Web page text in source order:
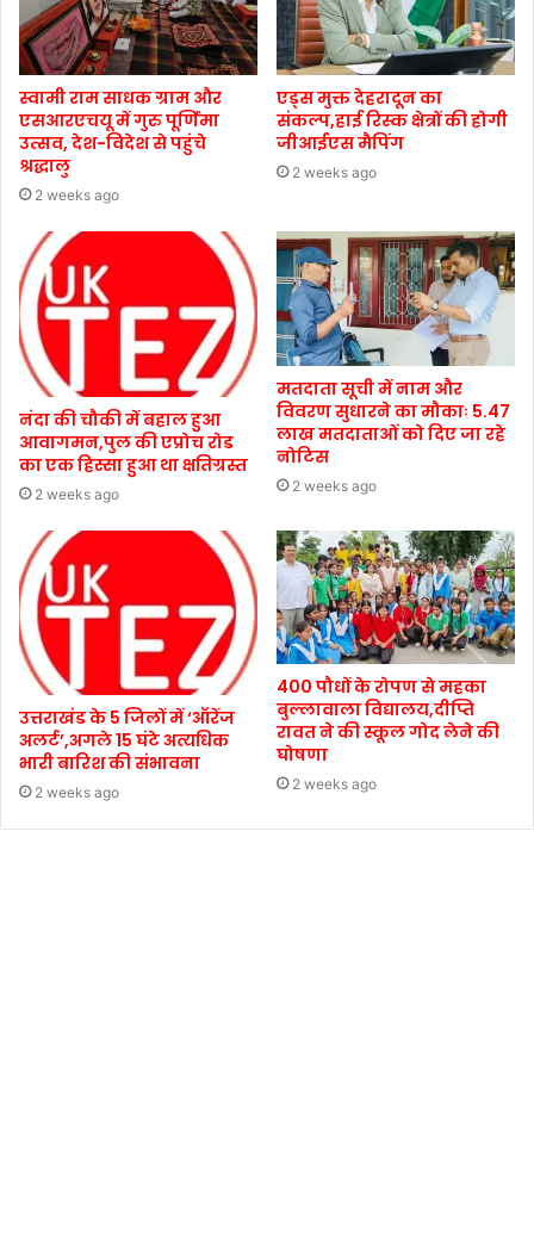
स्वामी राम साधक ग्राम और
एसआरएचयू में गुरु पूर्णिमा
उत्सव, देश-विदेश से पहुंचे
श्रद्धालु
2 weeks ago
एड्स मुक्त देहरादून का
संकल्प,हाई रिस्क क्षेत्रों की होगी
जीआईएस मैपिंग
2 weeks ago
नंदा की चौकी में बहाल हुआ
आवागमन,पुल की एप्रोच रोड
का एक हिस्सा हुआ था क्षतिग्रस्त
2 weeks ago
मतदाता सूची में नाम और
विवरण सुधारने का मौकाः 5.47
लाख मतदाताओं को दिए जा रहे
नोटिस
2 weeks ago
उत्तराखंड के 5 जिलों में ‘ऑरेंज
अलर्ट’,अगले 15 घंटे अत्यधिक
भारी बारिश की संभावना
2 weeks ago
400 पौधों के रोपण से महका
बुल्लावाला विद्यालय,दीप्ति
रावत ने की स्कूल गोद लेने की
घोषणा
2 weeks ago